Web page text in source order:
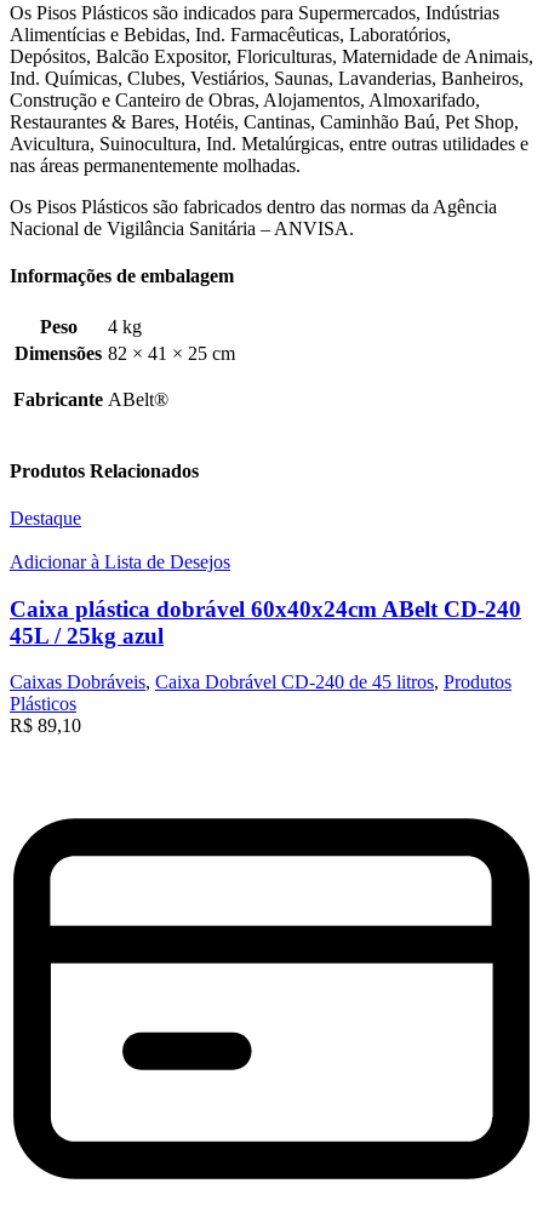
Os Pisos Plásticos são indicados para Supermercados, Indústrias
Alimentícias e Bebidas, Ind. Farmacêuticas, Laboratórios,
Depósitos, Balcão Expositor, Floriculturas, Maternidade de Animais,
Ind. Químicas, Clubes, Vestiários, Saunas, Lavanderias, Banheiros,
Construção e Canteiro de Obras, Alojamentos, Almoxarifado,
Restaurantes & Bares, Hotéis, Cantinas, Caminhão Baú, Pet Shop,
Avicultura, Suinocultura, Ind. Metalúrgicas, entre outras utilidades e
nas áreas permanentemente molhadas.
Os Pisos Plásticos são fabricados dentro das normas da Agência
Nacional de Vigilância Sanitária – ANVISA.
Informações de embalagem
Peso
4 kg
Dimensões 82 × 41 × 25 cm
Fabricante ABelt®
Produtos Relacionados
Destaque
Adicionar à Lista de Desejos
Caixa plástica dobrável 60x40x24cm ABelt CD-240
45L / 25kg azul
Caixas Dobráveis, Caixa Dobrável CD-240 de 45 litros, Produtos
Plásticos
R$ 89,10